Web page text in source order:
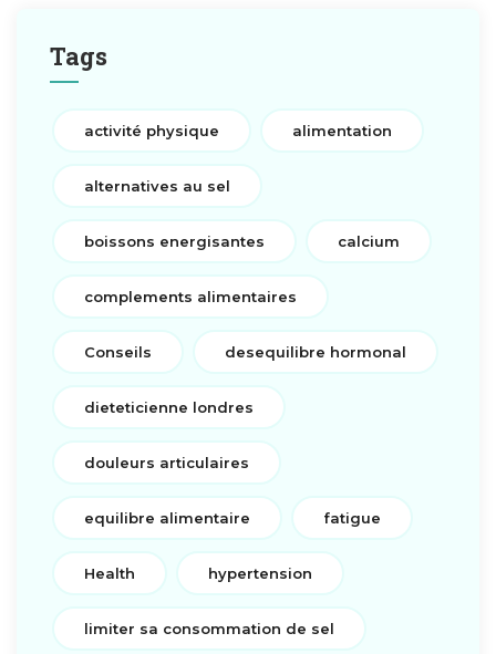
Tags
activité physique alimentation
alternatives au sel
boissons energisantes calcium
complements alimentaires
Conseils desequilibre hormonal
dieteticienne londres
douleurs articulaires
equilibre alimentaire fatigue
Health hypertension
limiter sa consommation de sel